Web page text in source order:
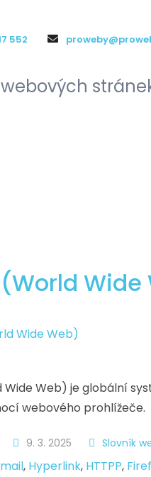
552
Wide
Wide Web) je globální
webového prohlížeče.
9. 3. 2025 Slovník
, Hyperlink, HTTPP,